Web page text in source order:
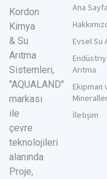
Kordon
Kimya
& Su
Arıtma
Sistemleri,
"AQUALAND"
markası
ile
çevre
teknolojileri
alanında
Proje,
Ana Sayfa
Evsel Su
Arıtma
Ekipman
İletişim